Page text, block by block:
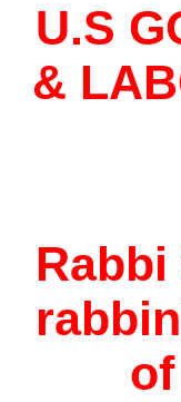
U.S
&
of